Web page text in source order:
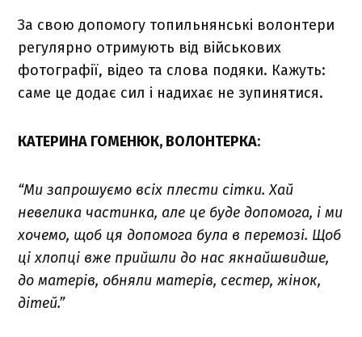
За свою допомогу топильнянські волонтери
регулярно отримують від військових
фотографії, відео та слова подяки. Кажуть:
саме це додає сил і надихає не зупинятися.
КАТЕРИНА ГОМЕНЮК, ВОЛОНТЕРКА:
“Ми запрошуємо всіх плести сітки. Хай
невелика частинка, але це буде допомога, і ми
хочемо, щоб ця допомога була в перемозі. Щоб
ці хлопці вже прийшли до нас якнайшвидше,
до матерів, обняли матерів, сестер, жінок,
дітей.”